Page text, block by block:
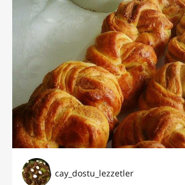
cay_dostu_lezzetler